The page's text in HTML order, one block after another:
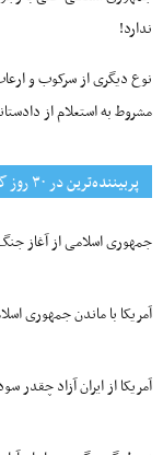
ندارد!
نوع دیگری از سرکوب و
مشروط به استعلام از
پربیننده‌ترین‌ در ۳۰ روز گذشته
جمهوری اسلامی از آغاز
آمریکا با ماندن جمهوری
آمریکا از ایران آزاد چقدر